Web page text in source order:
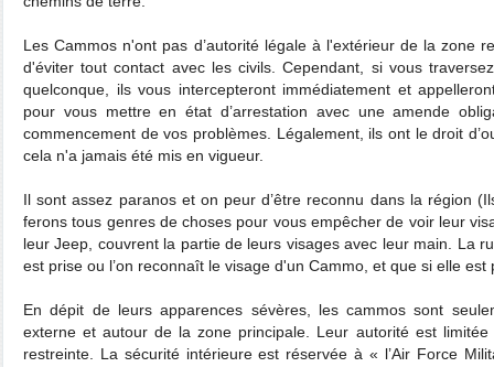
Les Cammos n'ont pas d’autorité légale à l'extérieur de la zone
d'éviter tout contact avec les civils. Cependant, si vous
quelconque, ils vous intercepteront immédiatement et
pour vous mettre en état d’arrestation avec une amende
commencement de vos problèmes. Légalement, ils ont le droit
cela n'a jamais été mis en vigueur.
Il sont assez paranos et on peur d’être reconnu dans la région
ferons tous genres de choses pour vous empêcher de voir leur
leur Jeep, couvrent la partie de leurs visages avec leur main. La
est prise ou l’on reconnaît le visage d'un Cammo, et que si elle
En dépit de leurs apparences sévères, les cammos sont
externe et autour de la zone principale. Leur autorité est
restreinte. La sécurité intérieure est réservée à « l’Air Force